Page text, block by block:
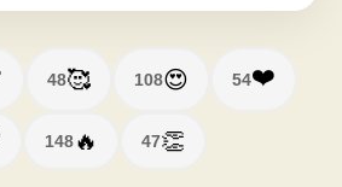
❤️
54
😍
108
🥰
48
👏
47
🔥
148